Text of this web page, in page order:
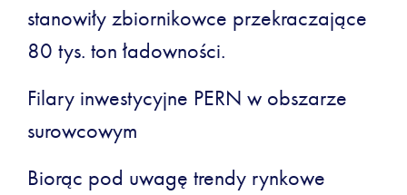
stanowiły zbiornikowce przekraczające
80 tys. ton ładowności.
Filary inwestycyjne PERN w obszarze
surowcowym
Biorąc pod uwagę trendy rynkowe